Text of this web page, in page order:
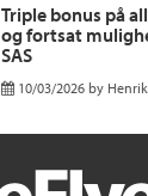
Triple bonus på
og fortsat
SAS
10/03/2026 by